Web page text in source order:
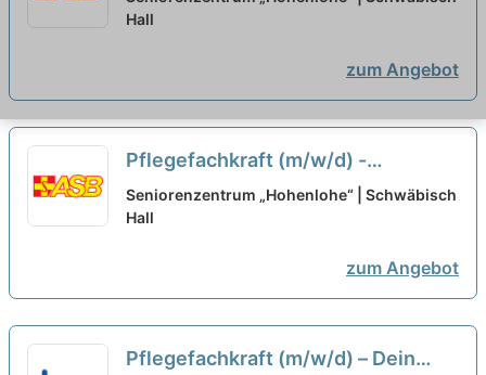
gesucht?
Hall
zum Angebot
Pflegefachkraft (m/w/d) -
Traumjob gesucht? neu
Seniorenzentrum „Hohenlohe“ | Schwäbisch
Hall
zum Angebot
Pflegefachkraft (m/w/d) – Dein